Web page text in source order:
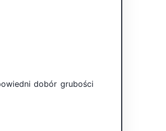
dobór grubości